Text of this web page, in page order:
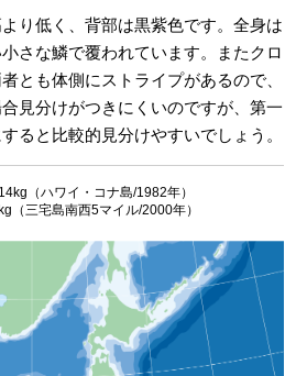
り低く、背部は黒紫色です。全身は
さな鱗で覆われています。またクロ
とも体側にストライプがあるので、
見分けがつきにくいのですが、第一
ると比較的見分けやすいでしょう。
（ハワイ・コナ島/1982年）
（三宅島南西5マイル/2000年）